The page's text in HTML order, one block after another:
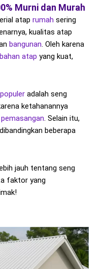
Murni dan Murah
atap rumah sering
kualitas atap
bangunan. Oleh karena
bahan atap yang kuat,
populer adalah seng
ketahanannya
pemasangan. Selain itu,
beberapa
jauh tentang seng
faktor yang